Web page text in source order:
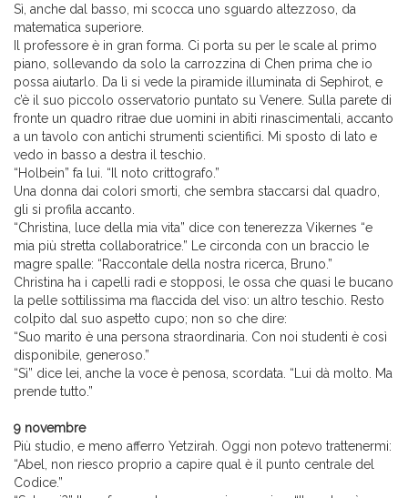
Sì, anche dal basso, mi scocca uno sguardo altezzoso, da
matematica superiore.
Il professore è in gran forma. Ci porta su per le scale al primo
piano, sollevando da solo la carrozzina di Chen prima che io
possa aiutarlo. Da lì si vede la piramide illuminata di Sephirot, e
c’è il suo piccolo osservatorio puntato su Venere. Sulla parete di
fronte un quadro ritrae due uomini in abiti rinascimentali, accanto
a un tavolo con antichi strumenti scientifici. Mi sposto di lato e
vedo in basso a destra il teschio.
“Holbein” fa lui. “Il noto crittografo.”
Una donna dai colori smorti, che sembra staccarsi dal quadro,
gli si profila accanto.
“Christina, luce della mia vita” dice con tenerezza Vikernes “e
mia più stretta collaboratrice.” Le circonda con un braccio le
magre spalle: “Raccontale della nostra ricerca, Bruno.”
Christina ha i capelli radi e stopposi, le ossa che quasi le bucano
la pelle sottilissima ma flaccida del viso: un altro teschio. Resto
colpito dal suo aspetto cupo; non so che dire:
“Suo marito è una persona straordinaria. Con noi studenti è così
disponibile, generoso.”
“Sì” dice lei, anche la voce è penosa, scordata. “Lui dà molto. Ma
prende tutto.”
9 novembre
Più studio, e meno afferro Yetzirah. Oggi non potevo trattenermi:
“Abel, non riesco proprio a capire qual è il punto centrale del
Codice.”